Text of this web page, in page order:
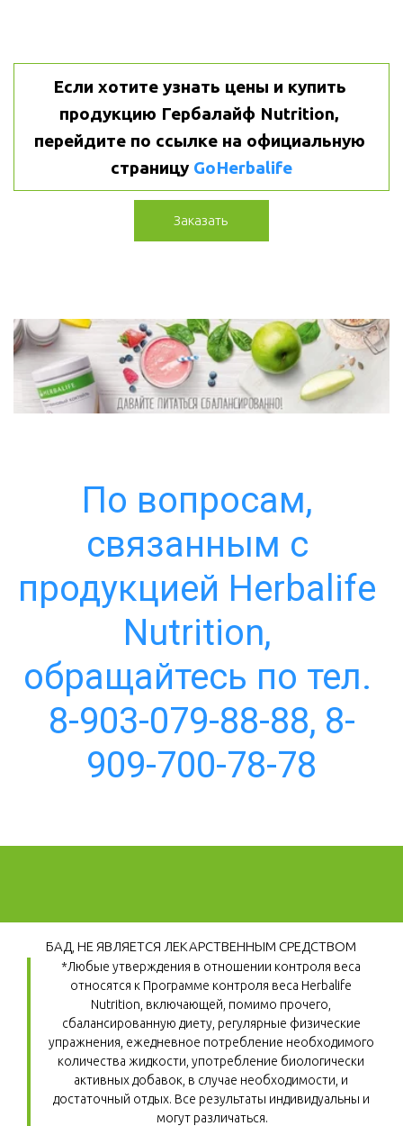
Если хотите узнать цены и купить
продукцию Гербалайф Nutrition,
перейдите по ссылке на официальную
страницу GoHerbalife
Заказать
По вопросам,
связанным с
продукцией Herbalife
Nutrition,
обращайтесь по тел.
8-903-079-88-88, 8-
909-700-78-78
БАД, НЕ ЯВЛЯЕТСЯ ЛЕКАРСТВЕННЫМ СРЕДСТВОМ
*Любые утверждения в отношении контроля веса
относятся к Программе контроля веса Herbalife
Nutrition, включающей, помимо прочего,
сбалансированную диету, регулярные физические
упражнения, ежедневное потребление необходимого
количества жидкости, употребление биологически
активных добавок, в случае необходимости, и
достаточный отдых. Все результаты индивидуальны и
могут различаться.